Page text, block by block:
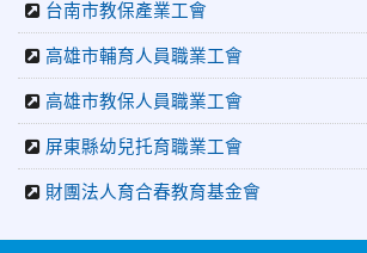
台南市教保產業工會
高雄市輔育人員職業工會
高雄市教保人員職業工會
屏東縣幼兒托育職業工會
財團法人育合春教育基金會